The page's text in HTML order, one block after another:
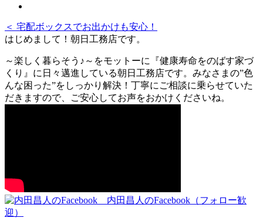
＜ 宅配ボックスでお出かけも安心！
はじめまして！朝日工務店です。
～楽しく暮らそう♪～をモットーに『健康寿命をのばす家づ
くり』に日々邁進している朝日工務店です。みなさまの”色
んな困った”をしっかり解決！丁寧にご相談に乗らせていた
だきますので、ご安心してお声をおかけくださいね。
内田昌人のFacebook（フォロー歓
迎）